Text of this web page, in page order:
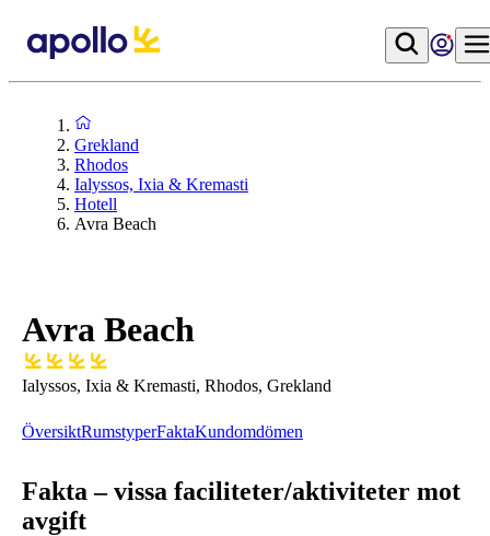
Grekland
Rhodos
Ialyssos, Ixia & Kremasti
Hotell
Avra Beach
Avra Beach
Ialyssos, Ixia & Kremasti, Rhodos, Grekland
ÖversiktRumstyperFaktaKundomdömen
Fakta – vissa faciliteter/aktiviteter mot
avgift